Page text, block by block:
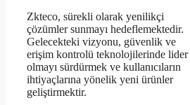
Zkteco, sürekli olarak yenilikçi
çözümler sunmayı hedeflemektedir.
Gelecekteki vizyonu, güvenlik ve
erişim kontrolü teknolojilerinde lider
olmayı sürdürmek ve kullanıcıların
ihtiyaçlarına yönelik yeni ürünler
geliştirmektir.